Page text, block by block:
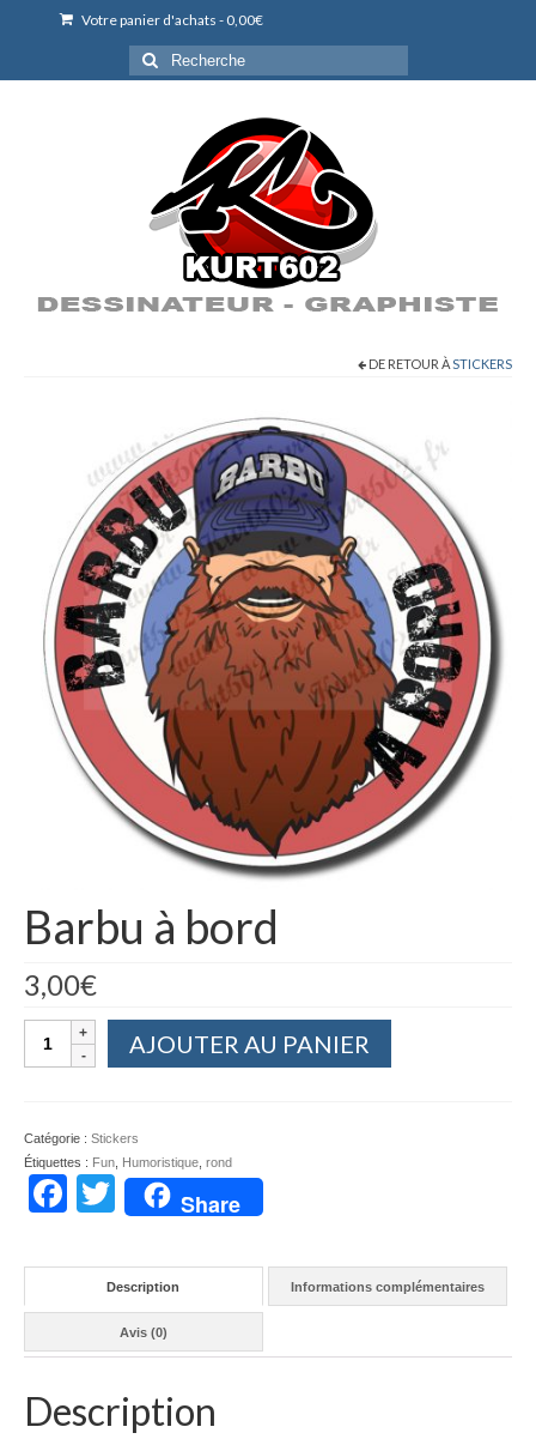
Votre panier d'achats - 0,00€
Rechercher
:
DE RETOUR ÀSTICKERS
Barbu à bord
3,00€
quantité
AJOUTER AU PANIER
Catégorie : Stickers
Étiquettes : Fun Humoristique rond
Facebook
Twitter
Share
Description Informations complémentaires
Avis (0)
Description